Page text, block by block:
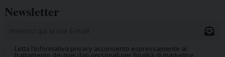
Newsletter
Letta l’informativa privacy acconsento espressamente al
trattamento dei miei dati personali per finalità di marketing